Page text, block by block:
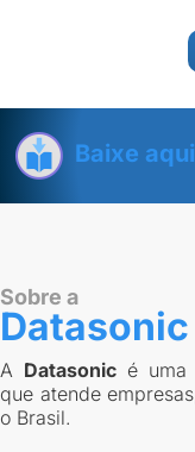
Baixe aqui
Sobre a
Datasonic
A Datasonic é uma
que atende
o Brasil.